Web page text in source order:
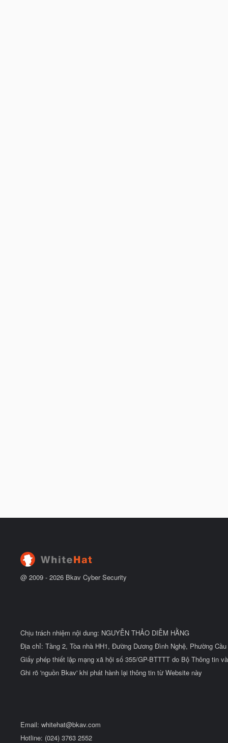
@ 2009 - 2026 Bkav Cyber Security
Chịu trách nhiệm nội dung: NGUYỄN THẢO DIỄM HẰNG
Địa chỉ: Tầng 2, Tòa nhà HH1, Đường Dương Đình Nghệ, Phường
Giấy phép thiết lập mạng xã hội số 355/GP-BTTTT do Bộ Thông tin
Ghi rõ 'nguồn Bkav' khi phát hành lại thông tin từ Website này
Email: whitehat@bkav.com
Hotline: (024) 3763 2552